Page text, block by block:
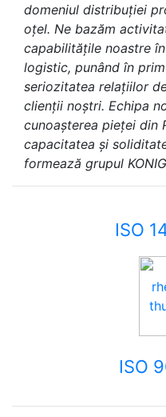
domeniul distribuției
oțel. Ne bazăm
capabilitățile noastre
logistic, punând în
seriozitatea relațiilor
clienții noștri. Echipa
cunoașterea pieței din
capacitatea și
formează grupul
ISO
ISO